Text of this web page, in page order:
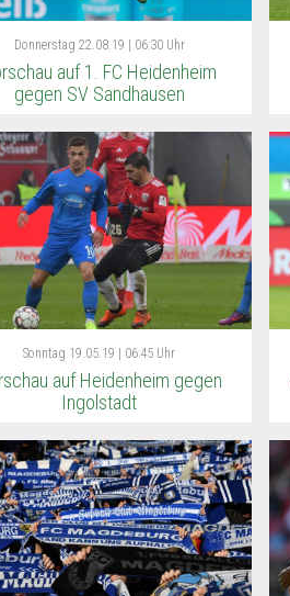
Donnerstag 22.08.19 | 06:30 Uhr
auf 1. FC Heidenheim
gegen SV Sandhausen
Sonntag 19.05.19 | 06:45 Uhr
auf Heidenheim gegen
Ingolstadt